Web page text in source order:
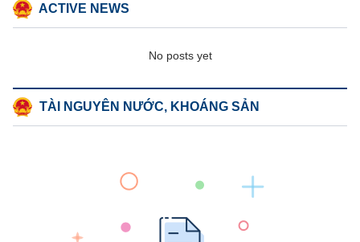
ACTIVE NEWS
No posts yet
TÀI NGUYÊN NƯỚC, KHOÁNG SẢN